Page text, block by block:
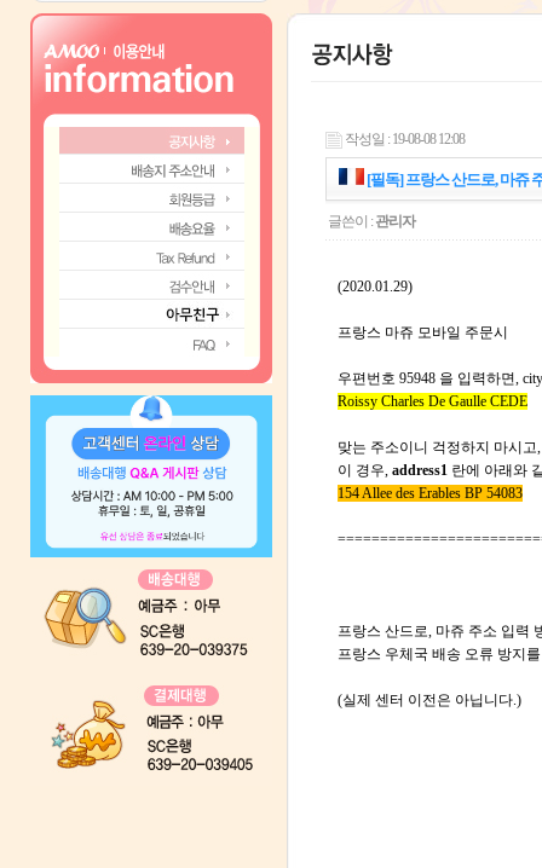
작성일 : 19-08-08 12:08
[필독] 프랑스 산드로, 마쥬
글쓴이 : 관리자
(2020.01.29)
프랑스 마쥬 모바일 주문시
우편번호 95948 을 입력하면,
Roissy Charles De Gaulle CEDE
맞는 주소이니 걱정하지 마시고,
이 경우, address1 란에 아래와
154 Allee des Erables BP 54083
프랑스 산드로, 마쥬 주소 입력
프랑스 우체국 배송 오류 방지
(실제 센터 이전은 아닙니다.)